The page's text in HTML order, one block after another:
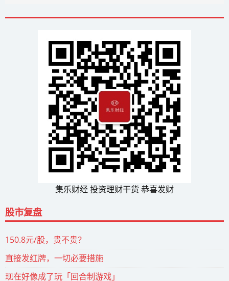
集乐财经 投资理财干货 恭喜发财
股市复盘
150.8元/股，贵不贵？
直接发红牌，一切必要措施
现在好像成了玩「回合制游戏」